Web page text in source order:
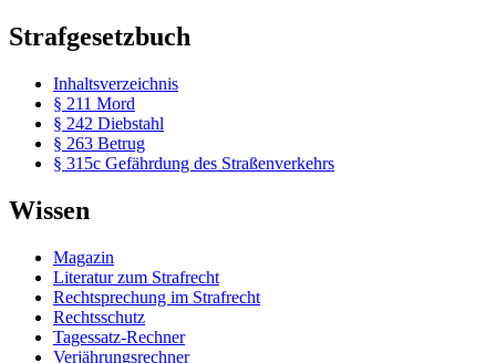
Strafgesetzbuch
Inhaltsverzeichnis
§ 211 Mord
§ 242 Diebstahl
§ 263 Betrug
§ 315c Gefährdung des Straßenverkehrs
Wissen
Magazin
Literatur zum Strafrecht
Rechtsprechung im Strafrecht
Rechtsschutz
Tagessatz-Rechner
Verjährungsrechner